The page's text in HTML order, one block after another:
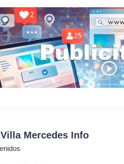
Mercedes Info